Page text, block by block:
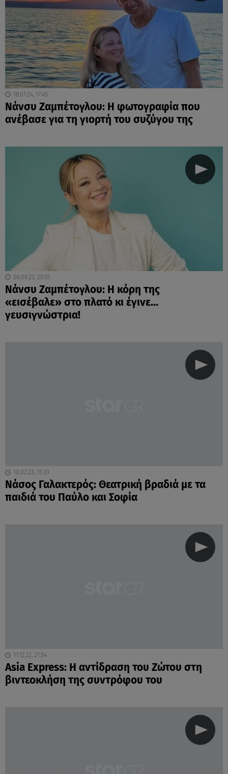
18.01.24, 17:45
Νάνσυ Ζαμπέτογλου: Η φωτογραφία που
ανέβασε για τη γιορτή του συζύγου της
06.09.23, 20:51
Νάνσυ Ζαμπέτογλου: Η κόρη της
«εισέβαλε» στο πλατό κι έγινε…
γευσιγνώστρια!
10.02.23, 15:33
Νάσος Γαλακτερός: Θεατρική βραδιά με τα
παιδιά του Παύλο και Σοφία
11.12.22, 21:54
Asia Express: Η αντίδραση του Ζώτου στη
βιντεοκλήση της συντρόφου του